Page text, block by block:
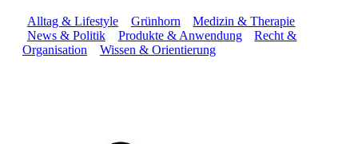
Alltag & Lifestyle Grünhorn
Medizin & Therapie
News & Politik
Produkte & Anwendung
Recht &
Organisation
Wissen & Orientierung